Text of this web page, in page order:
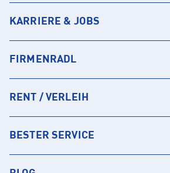
KARRIERE & JOBS
FIRMENRADL
RENT / VERLEIH
BESTER SERVICE